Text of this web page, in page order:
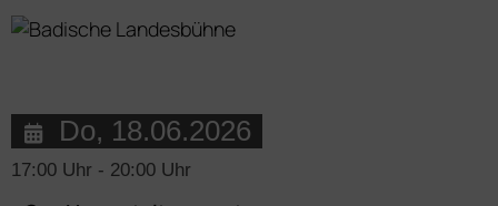
Do, 18.06.2026
17:00 Uhr - 20:00 Uhr